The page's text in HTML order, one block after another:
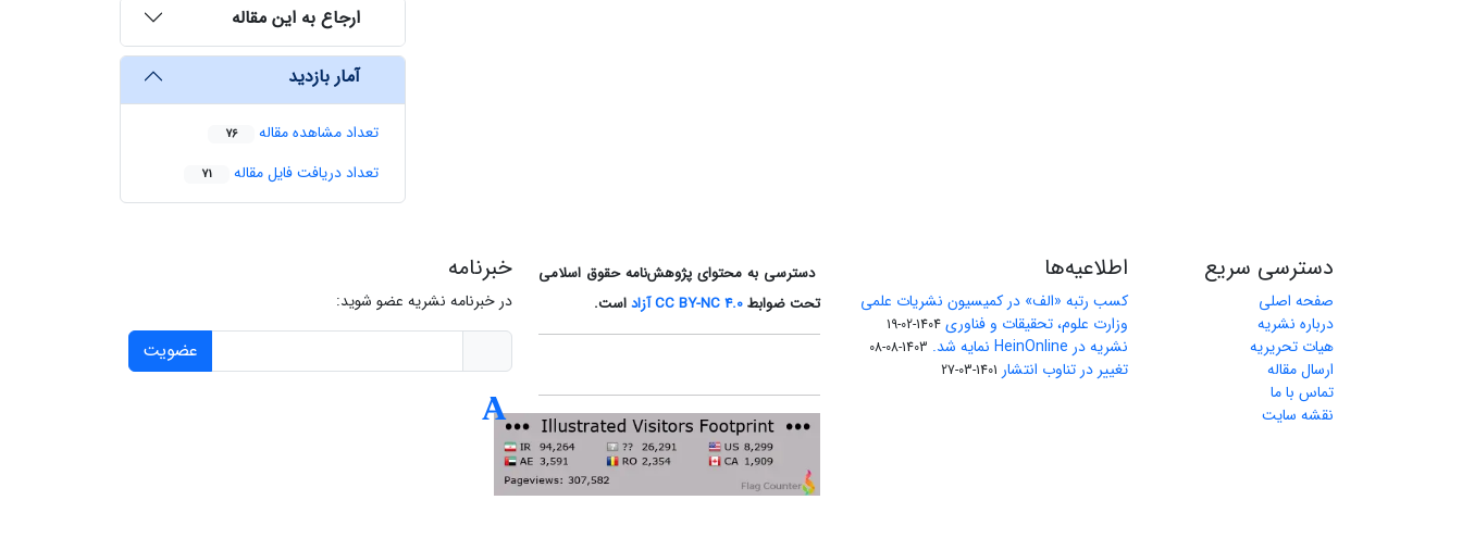
‌ ارجاع به این مقاله
‌ آمار بازدید
تعداد مشاهده مقاله 76
تعداد دریافت فایل مقاله 71
دسترسی سریع
صفحه اصلی
درباره نشریه
هیات تحریریه
ارسال مقاله
تماس با ما
نقشه سایت
اطلاعیه‌ها
کسب رتبه «الف» در کمیسیون نشریات علمی
وزارت علوم، تحقیقات و فناوری 1404-02-19
نشریه در HeinOnline نمایه شد. 1403-08-08
تغییر در تناوب انتشار 1401-03-27
دسترسی به محتوای پژوهش‌نامه حقوق اسلامی
تحت ضوابطCC BY-NC 4.0آزاداست.
خبرنامه
در خبرنامه نشریه عضو شوید:
عضویت